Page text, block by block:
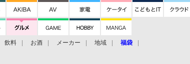
飲料 お酒 メーカー 地域 福袋